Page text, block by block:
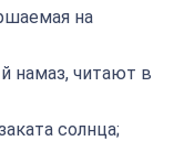
на
намаз, читают в
солнца;